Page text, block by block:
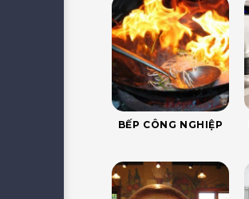
BẾP CÔNG NGHIỆP